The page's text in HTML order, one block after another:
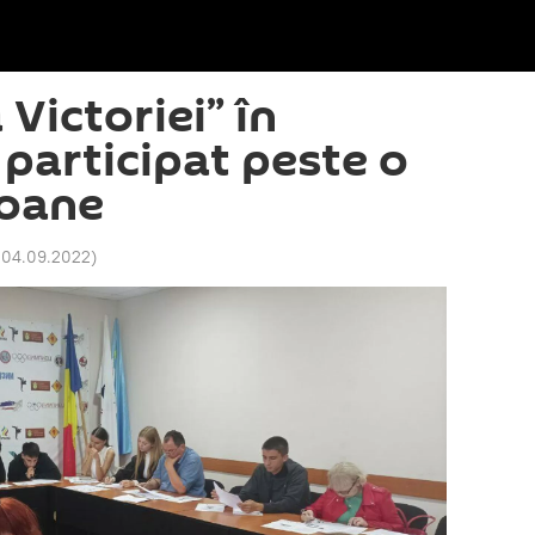
Victoriei” în
peste o
04.09.2022)